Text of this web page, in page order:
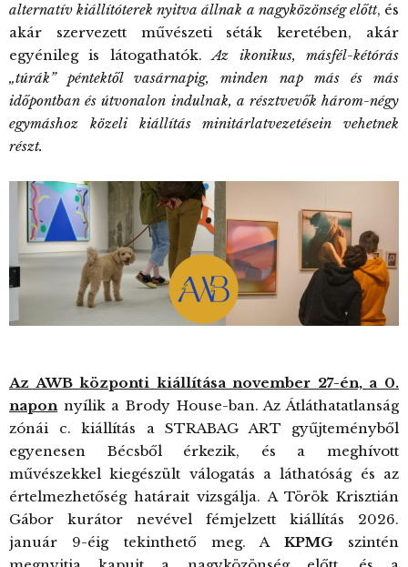
alternatív kiállítóterek nyitva állnak a nagyközönség előtt, és
akár szervezett művészeti séták keretében, akár
egyénileg is látogathatók.Az ikonikus, másfél-kétórás
„túrák” péntektől vasárnapig, minden nap más és más
időpontban és útvonalon indulnak, a résztvevők három-négy
egymáshoz közeli kiállítás minitárlatvezetésein vehetnek
részt.
Az AWB központi kiállítása november 27-én, a 0.
naponnyílik a Brody House-ban. Az Átláthatatlanság
zónái c. kiállítás a STRABAG ART gyűjteményből
egyenesen Bécsből érkezik, és a meghívott
művészekkel kiegészült válogatás a láthatóság és az
értelmezhetőség határait vizsgálja. A Török Krisztián
Gábor kurátor nevével fémjelzett kiállítás 2026.
január 9-éig tekinthető meg. A KPMGszintén